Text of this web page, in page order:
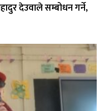
देउवाले सम्बोधन गर्ने,